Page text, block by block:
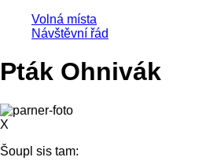
Volná místa
Návštěvní řád
Pták Ohnivák
X
Šoupl sis tam: